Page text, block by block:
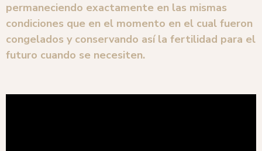
permaneciendo exactamente en las mismas
condiciones que en el momento en el cual fueron
congelados y conservando así la fertilidad para el
futuro cuando se necesiten.